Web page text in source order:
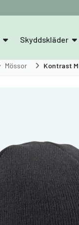
Skyddskläder
Mössor Kontrast